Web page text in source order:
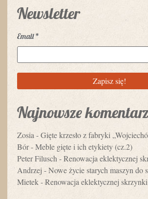
Newsletter
Email*
Najnowsze
Zosia-Gięte krzesło z fabryki
Bór-Meble gięte i ich etykiety (cz.2)
Peter Filusch-Renowacja eklektycznej
Andrzej -Nowe życie starych maszyn do
Mietek-Renowacja eklektycznej